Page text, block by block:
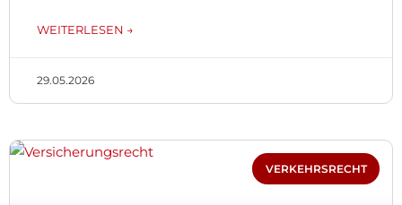
WEITERLESEN →
29.05.2026
VERKEHRSRECHT